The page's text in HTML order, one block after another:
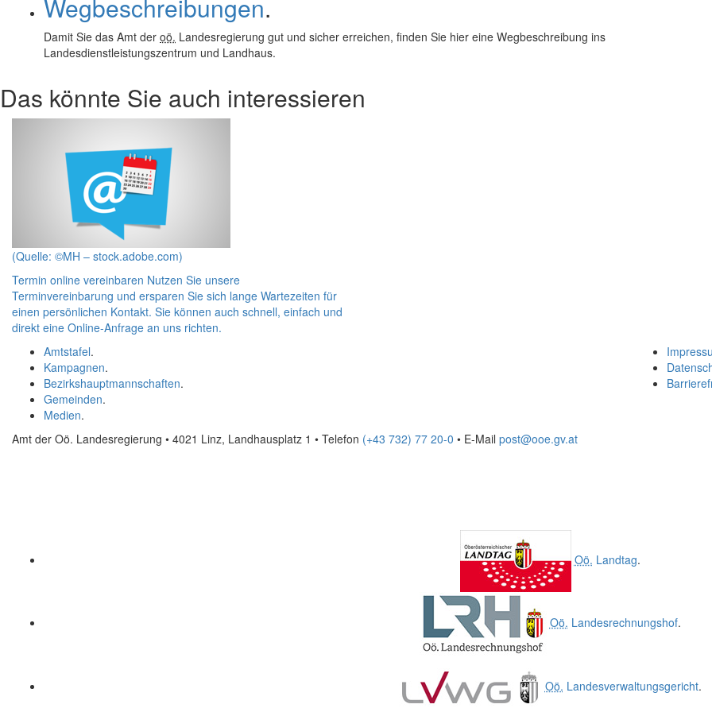
Wegbeschreibungen.
Damit Sie das Amt der oö. Landesregierung gut und sicher erreichen, finden Sie hier eine Wegbeschreibung ins
Landesdienstleistungszentrum und Landhaus.
Das könnte Sie auch interessieren
(Quelle: ©MH – stock.adobe.com)
Termin online vereinbaren Nutzen Sie unsere
Terminvereinbarung und ersparen Sie sich lange Wartezeiten für
einen persönlichen Kontakt. Sie können auch schnell, einfach und
direkt eine Online-Anfrage an uns richten.
Amtstafel.
Kampagnen.
Bezirkshauptmannschaften.
Gemeinden.
Medien.
Amt der Oö. Landesregierung • 4021 Linz, Landhausplatz 1 • Telefon (+43 732) 77 20-0 • E-Mail post@ooe.gv.at
Oö. Landtag.
Oö. Landesrechnungshof.
Oö. Landesverwaltungsgericht.